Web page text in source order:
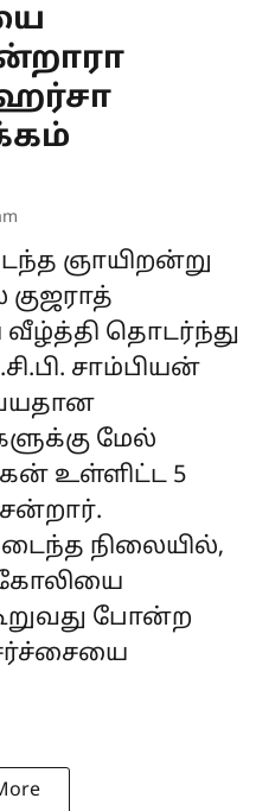
ஞாயிறன்று
குஜராத்
தொடர்ந்து
சாம்பியன்
மேல்
உள்ளிட்ட 5
நிலையில்,
கோலியை
போன்ற